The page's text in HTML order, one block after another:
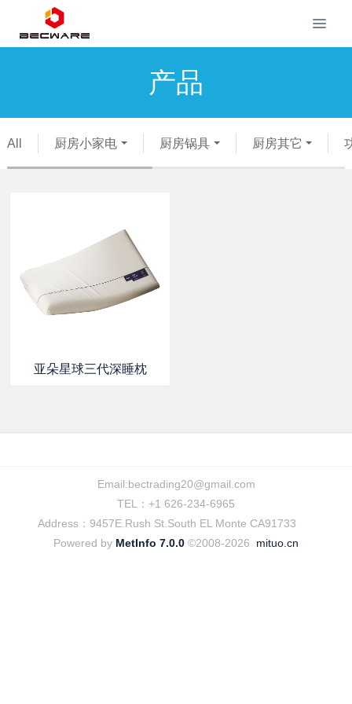
产品
All 厨房小家电 厨房锅具 厨房其它
亚朵星球三代深睡枕
Email:bectrading20@gmail.com
TEL：+1 626-234-6965
Address：9457E.Rush St.South EL Monte CA91733
Powered by MetInfo 7.0.0 ©2008-2026 mituo.cn